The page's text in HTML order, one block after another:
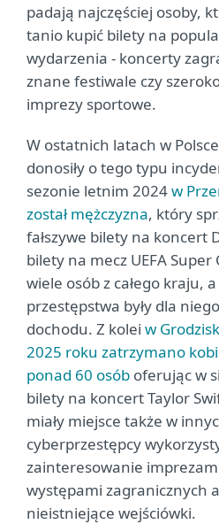
padają najczęściej osoby,
tanio kupić bilety na
wydarzenia - koncerty
znane festiwale czy
imprezy sportowe.
W ostatnich latach w
donosiły o tego typu
sezonie letnim 2024w
został mężczyzna, który
fałszywe bilety na koncert
bilety na mecz UEFA Super
wiele osób z całego kraju,
przestępstwa były dla
dochodu. Z kolei w
2025 roku zatrzymano
ponad 60 osób oferując w
bilety na koncert Taylor
miały miejsce także w
cyberprzestępcy
zainteresowanie
występami zagranicznych
nieistniejące wejściówki.